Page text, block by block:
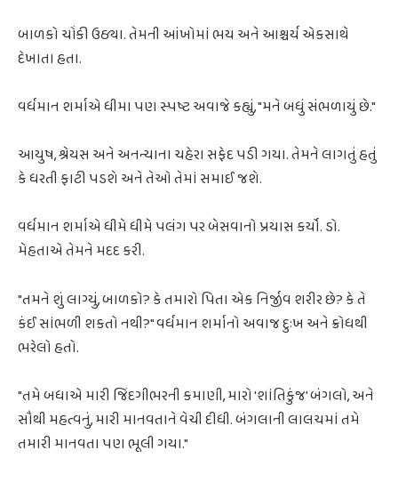
બાળકો ચોંકી ઉઠ્યા. તેમની આંખોમાં ભય અને આશ્ચર્ય એકસાથે
દેખાતા હતા.
વર્ધમાન શર્માએ ધીમા પણ સ્પષ્ટ અવાજે કહ્યું, "મને બધું સંભળાયું છે."
આયુષ, શ્રેયસ અને અનન્યાના ચહેરા સફેદ પડી ગયા. તેમને લાગતું હતું
કે ધરતી ફાટી પડશે અને તેઓ તેમાં સમાઈ જશે.
વર્ધમાન શર્માએ ધીમે ધીમે પલંગ પર બેસવાનો પ્રયાસ કર્યો. ડો.
મેહતાએ તેમને મદદ કરી.
"તમને શું લાગ્યું, બાળકો? કે તમારો પિતા એક નિર્જીવ શરીર છે? કે તે
કંઈ સાંભળી શકતો નથી?" વર્ધમાન શર્માનો અવાજ દુઃખ અને ક્રોધથી
ભરેલો હતો.
"તમે બધાએ મારી જિંદગીભરની કમાણી, મારો 'શાંતિકુંજ' બંગલો, અને
સૌથી મહત્વનું, મારી માનવતાને વેચી દીધી. બંગલાની લાલચમાં તમે
તમારી માનવતા પણ ભૂલી ગયા."